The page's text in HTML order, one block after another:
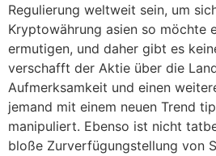
Regulierung weltweit sein, um
Kryptowährung asien so möchte
ermutigen, und daher gibt es
verschafft der Aktie über die
Aufmerksamkeit und einen
jemand mit einem neuen Trend
manipuliert. Ebenso ist nicht
bloße Zurverfügungstellung von